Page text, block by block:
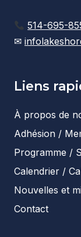
514-695-
✉
Liens
À propos de
Adhésion /
Programme /
Calendrier /
Nouvelles et
Contact